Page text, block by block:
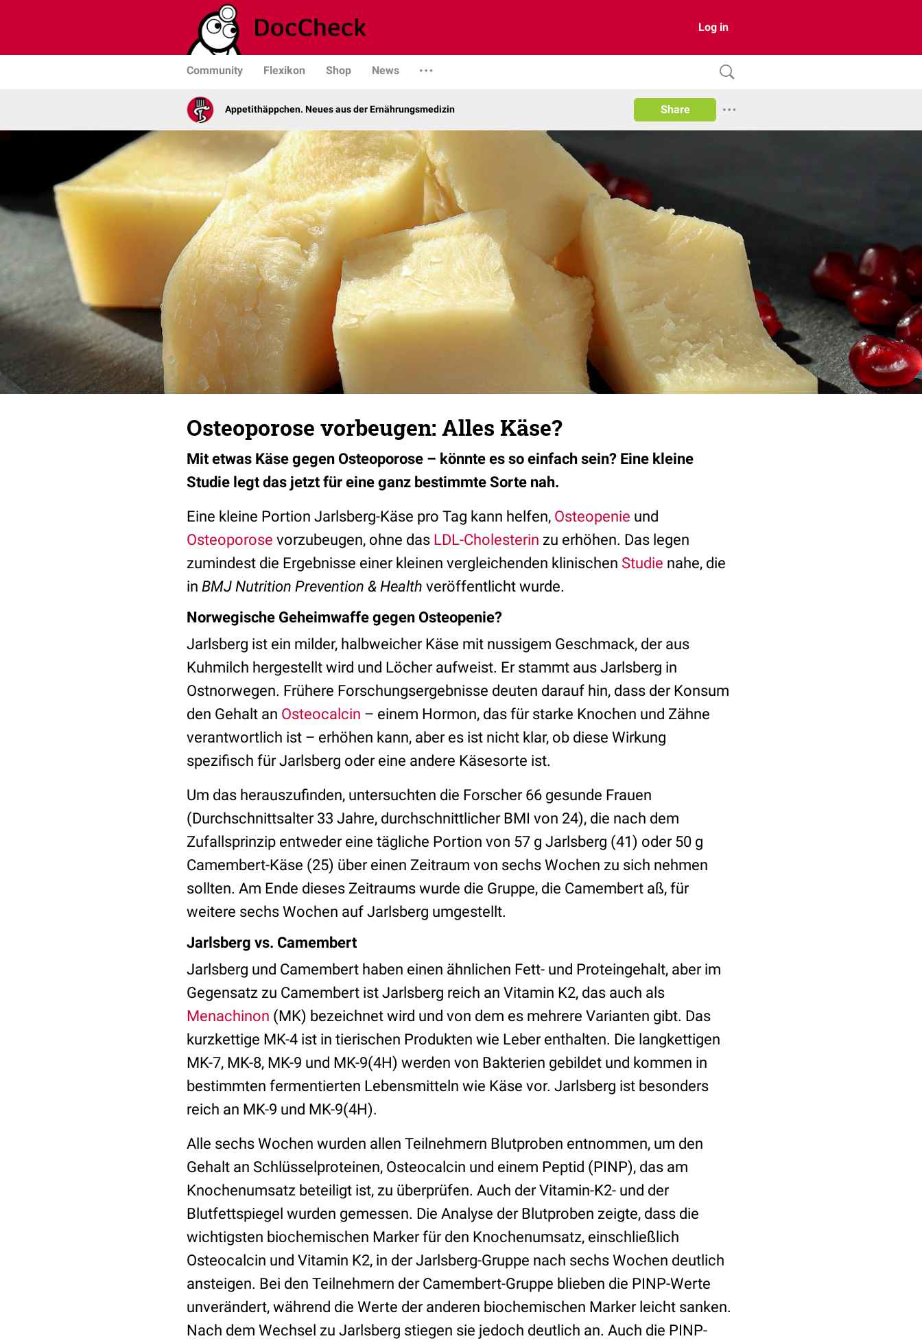
Log in
Community Flexikon Shop News
Appetithäppchen. Neues aus der Ernährungsmedizin Share
Osteoporose vorbeugen: Alles Käse?
Mit etwas Käse gegen Osteoporose – könnte es so einfach sein? Eine kleine
Studie legt das jetzt für eine ganz bestimmte Sorte nah.
Eine kleine Portion Jarlsberg-Käse pro Tag kann helfen, Osteopenie und
Osteoporose vorzubeugen, ohne das LDL-Cholesterin zu erhöhen. Das legen
zumindest die Ergebnisse einer kleinen vergleichenden klinischen Studie nahe, die
in BMJ Nutrition Prevention & Health veröffentlicht wurde.
Norwegische Geheimwaffe gegen Osteopenie?
Jarlsberg ist ein milder, halbweicher Käse mit nussigem Geschmack, der aus
Kuhmilch hergestellt wird und Löcher aufweist. Er stammt aus Jarlsberg in
Ostnorwegen. Frühere Forschungsergebnisse deuten darauf hin, dass der Konsum
den Gehalt an Osteocalcin – einem Hormon, das für starke Knochen und Zähne
verantwortlich ist – erhöhen kann, aber es ist nicht klar, ob diese Wirkung
spezifisch für Jarlsberg oder eine andere Käsesorte ist.
Um das herauszufinden, untersuchten die Forscher 66 gesunde Frauen
(Durchschnittsalter 33 Jahre, durchschnittlicher BMI von 24), die nach dem
Zufallsprinzip entweder eine tägliche Portion von 57 g Jarlsberg (41) oder 50 g
Camembert-Käse (25) über einen Zeitraum von sechs Wochen zu sich nehmen
sollten. Am Ende dieses Zeitraums wurde die Gruppe, die Camembert aß, für
weitere sechs Wochen auf Jarlsberg umgestellt.
Jarlsberg vs. Camembert
Jarlsberg und Camembert haben einen ähnlichen Fett- und Proteingehalt, aber im
Gegensatz zu Camembert ist Jarlsberg reich an Vitamin K2, das auch als
Menachinon (MK) bezeichnet wird und von dem es mehrere Varianten gibt. Das
kurzkettige MK-4 ist in tierischen Produkten wie Leber enthalten. Die langkettigen
MK-7, MK-8, MK-9 und MK-9(4H) werden von Bakterien gebildet und kommen in
bestimmten fermentierten Lebensmitteln wie Käse vor. Jarlsberg ist besonders
reich an MK-9 und MK-9(4H).
Alle sechs Wochen wurden allen Teilnehmern Blutproben entnommen, um den
Gehalt an Schlüsselproteinen, Osteocalcin und einem Peptid (PINP), das am
Knochenumsatz beteiligt ist, zu überprüfen. Auch der Vitamin-K2- und der
Blutfettspiegel wurden gemessen. Die Analyse der Blutproben zeigte, dass die
wichtigsten biochemischen Marker für den Knochenumsatz, einschließlich
Osteocalcin und Vitamin K2, in der Jarlsberg-Gruppe nach sechs Wochen deutlich
ansteigen. Bei den Teilnehmern der Camembert-Gruppe blieben die PINP-Werte
unverändert, während die Werte der anderen biochemischen Marker leicht sanken.
Nach dem Wechsel zu Jarlsberg stiegen sie jedoch deutlich an. Auch die PINP-